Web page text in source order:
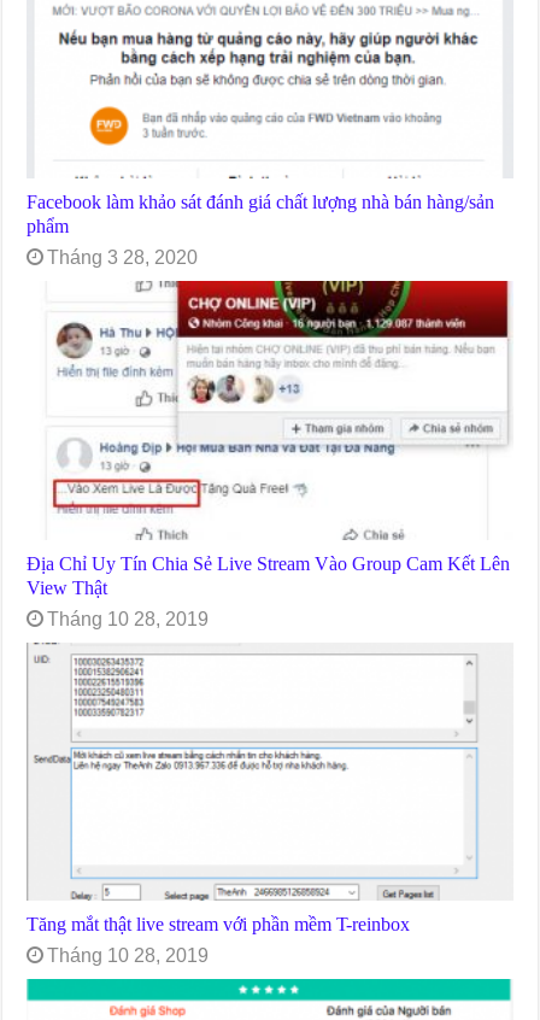
Facebook làm khảo sát đánh giá chất lượng nhà bán hàng/sản
phẩm
Tháng 3 28, 2020
Địa Chỉ Uy Tín Chia Sẻ Live Stream Vào Group Cam Kết Lên
View Thật
Tháng 10 28, 2019
Tăng mắt thật live stream với phần mềm T-reinbox
Tháng 10 28, 2019